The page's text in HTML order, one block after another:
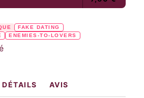
FAKE DATING
ENEMIES-TO-LOVERS
DÉTAILS AVIS